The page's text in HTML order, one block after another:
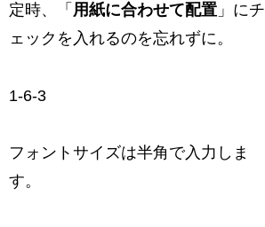
定時、「 用紙に合わせて配置 」にチ
ェックを入れるのを忘れずに。
1-6-3
フォントサイズは半角で入力しま
す。